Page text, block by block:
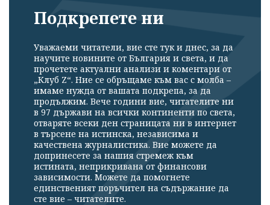
Подкрепете ни
Уважаеми читатели, вие сте тук и днес, за да
научите новините от България и света, и да
прочетете актуални анализи и коментари от
„Клуб Z“. Ние се обръщаме към вас с молба –
имаме нужда от вашата подкрепа, за да
продължим. Вече години вие, читателите ни
в 97 държави на всички континенти по света,
отваряте всеки ден страницата ни в интернет
в търсене на истинска, независима и
качествена журналистика. Вие можете да
допринесете за нашия стремеж към
истината, неприкривана от финансови
зависимости. Можете да помогнете
единственият поръчител на съдържание да
сте вие – читателите.